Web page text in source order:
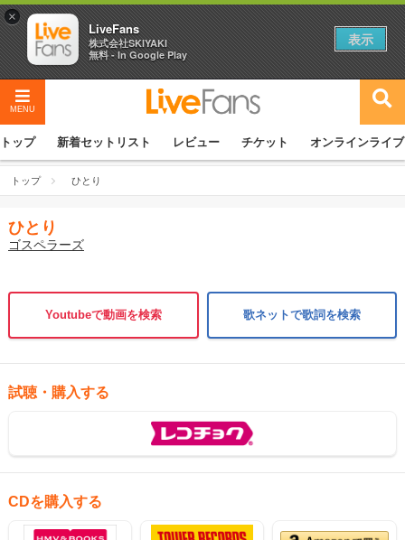
MENU
トップ 新着セットリスト レビュー チケット オンラインライブ
トップ ひとり
ひとり
ゴスペラーズ
Youtubeで動画を検索 歌ネットで歌詞を検索
試聴・購入する
CDを購入する
×
LiveFans
株式会社SKIYAKI
無料 - In Google Play
表示